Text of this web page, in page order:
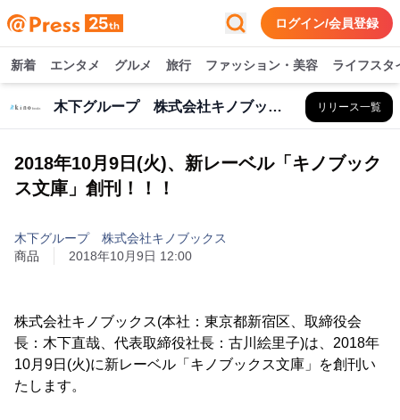
ログイン/会員登録
新着 エンタメ グルメ 旅行 ファッション・美容 ライフスタ
木下グループ 株式会社キノブックス リリース一覧
2018年10月9日(火)、新レーベル「キノブック
ス文庫」創刊！！！
木下グループ 株式会社キノブックス
商品
2018年10月9日 12:00
株式会社キノブックス(本社：東京都新宿区、取締役会
長：木下直哉、代表取締役社長：古川絵里子)は、2018年
10月9日(火)に新レーベル「キノブックス文庫」を創刊い
たします。